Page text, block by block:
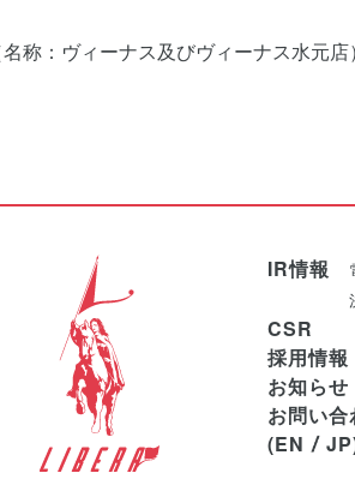
称：ヴィーナス及びヴィーナス水元店
IR情報
CSR
採用情報
お知らせ
お問い合
EN
JP